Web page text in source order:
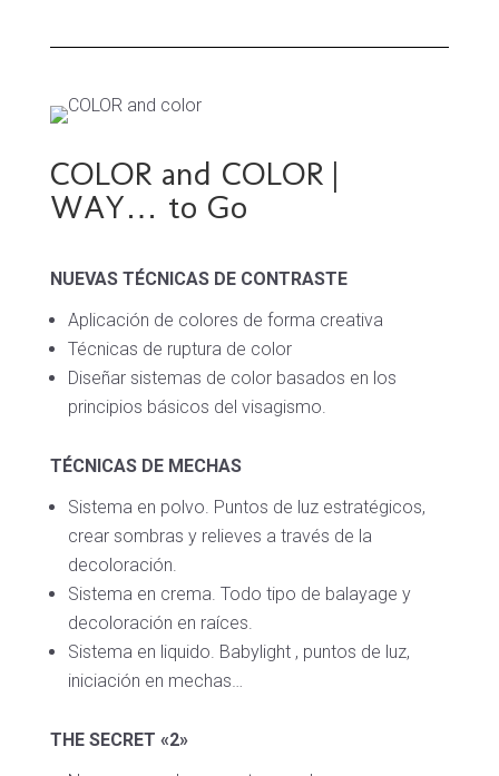
COLOR and COLOR |
WAY… to Go
NUEVAS TÉCNICAS DE CONTRASTE
Aplicación de colores de forma creativa
Técnicas de ruptura de color
Diseñar sistemas de color basados en los
principios básicos del visagismo.
TÉCNICAS DE MECHAS
Sistema en polvo. Puntos de luz estratégicos,
crear sombras y relieves a través de la
decoloración.
Sistema en crema. Todo tipo de balayage y
decoloración en raíces.
Sistema en liquido. Babylight , puntos de luz,
iniciación en mechas…
THE SECRET «2»